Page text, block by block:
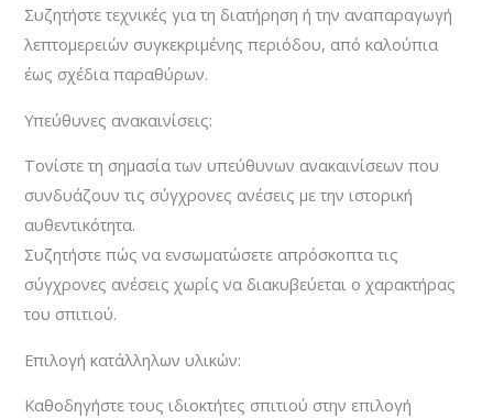
Συζητήστε τεχνικές για τη διατήρηση ή την αναπαραγωγή
λεπτομερειών συγκεκριμένης περιόδου, από καλούπια
έως σχέδια παραθύρων.
Υπεύθυνες ανακαινίσεις:
Τονίστε τη σημασία των υπεύθυνων ανακαινίσεων που
συνδυάζουν τις σύγχρονες ανέσεις με την ιστορική
αυθεντικότητα.
Συζητήστε πώς να ενσωματώσετε απρόσκοπτα τις
σύγχρονες ανέσεις χωρίς να διακυβεύεται ο χαρακτήρας
του σπιτιού.
Επιλογή κατάλληλων υλικών:
Καθοδηγήστε τους ιδιοκτήτες σπιτιού στην επιλογή